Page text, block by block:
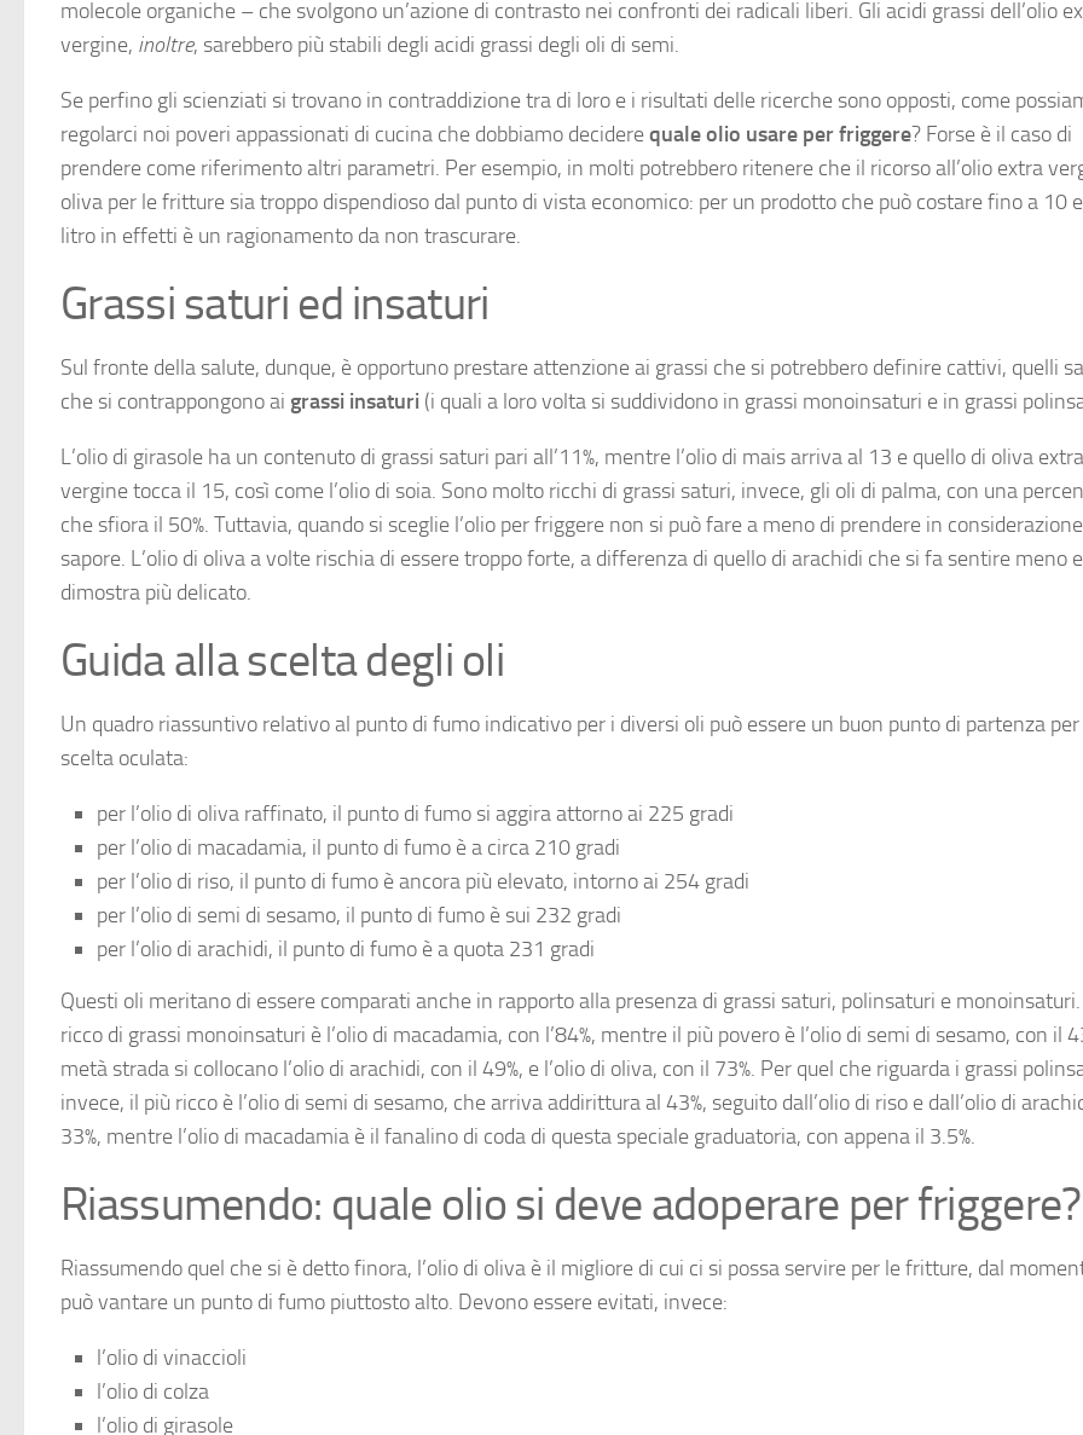
molecole organiche – che svolgono un’azione di contrasto nei confronti dei radicali liberi. Gli acidi grassi dell’olio
vergine, inoltre, sarebbero più stabili degli acidi grassi degli oli di semi.
Se perfino gli scienziati si trovano in contraddizione tra di loro e i risultati delle ricerche sono opposti, come
regolarci noi poveri appassionati di cucina che dobbiamo deciderequale olio usare per friggere? Forse è il caso di
prendere come riferimento altri parametri. Per esempio, in molti potrebbero ritenere che il ricorso all’olio extra
oliva per le fritture sia troppo dispendioso dal punto di vista economico: per un prodotto che può costare fino a 10
litro in effetti è un ragionamento da non trascurare.
Grassi saturi ed insaturi
Sul fronte della salute, dunque, è opportuno prestare attenzione ai grassi che si potrebbero definire cattivi, quelli
che si contrappongono ai grassi insaturi (i quali a loro volta si suddividono in grassi monoinsaturi e in grassi
L’olio di girasole ha un contenuto di grassi saturi pari all’11%, mentre l’olio di mais arriva al 13 e quello di oliva extra
vergine tocca il 15, così come l’olio di soia. Sono molto ricchi di grassi saturi, invece, gli oli di palma, con una
che sfiora il 50%. Tuttavia, quando si sceglie l’olio per friggere non si può fare a meno di prendere in
sapore. L’olio di oliva a volte rischia di essere troppo forte, a differenza di quello di arachidi che si fa sentire meno
dimostra più delicato.
Guida alla scelta degli oli
Un quadro riassuntivo relativo al punto di fumo indicativo per i diversi oli può essere un buon punto di partenza
scelta oculata:
per l’olio di oliva raffinato, il punto di fumo si aggira attorno ai 225 gradi
per l’olio di macadamia, il punto di fumo è a circa 210 gradi
per l’olio di riso, il punto di fumo è ancora più elevato, intorno ai 254 gradi
per l’olio di semi di sesamo, il punto di fumo è sui 232 gradi
per l’olio di arachidi, il punto di fumo è a quota 231 gradi
Questi oli meritano di essere comparati anche in rapporto alla presenza di grassi saturi, polinsaturi e monoinsaturi.
ricco di grassi monoinsaturi è l’olio di macadamia, con l’84%, mentre il più povero è l’olio di semi di sesamo, con il
metà strada si collocano l’olio di arachidi, con il 49%, e l’olio di oliva, con il 73%. Per quel che riguarda i grassi
invece, il più ricco è l’olio di semi di sesamo, che arriva addirittura al 43%, seguito dall’olio di riso e dall’olio di
33%, mentre l’olio di macadamia è il fanalino di coda di questa speciale graduatoria, con appena il 3.5%.
Riassumendo: quale olio si deve adoperare per friggere?
Riassumendo quel che si è detto finora, l’olio di oliva è il migliore di cui ci si possa servire per le fritture, dal
può vantare un punto di fumo piuttosto alto. Devono essere evitati, invece:
l’olio di vinaccioli
l’olio di colza
l’olio di girasole